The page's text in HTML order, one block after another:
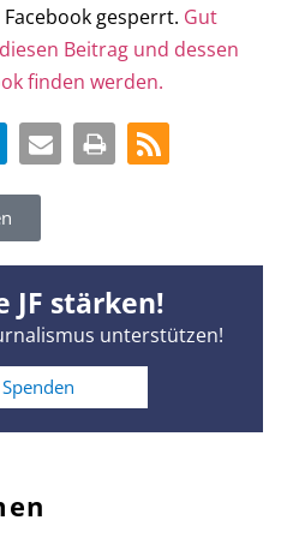
gesperrt. Gut
Beitrag und dessen
finden werden.
JF stärken!
unterstützen!
Spenden